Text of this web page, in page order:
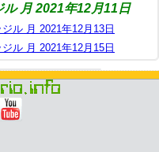
ル 月 2021年12月11日
ジル 月 2021年12月13日
ジル 月 2021年12月15日